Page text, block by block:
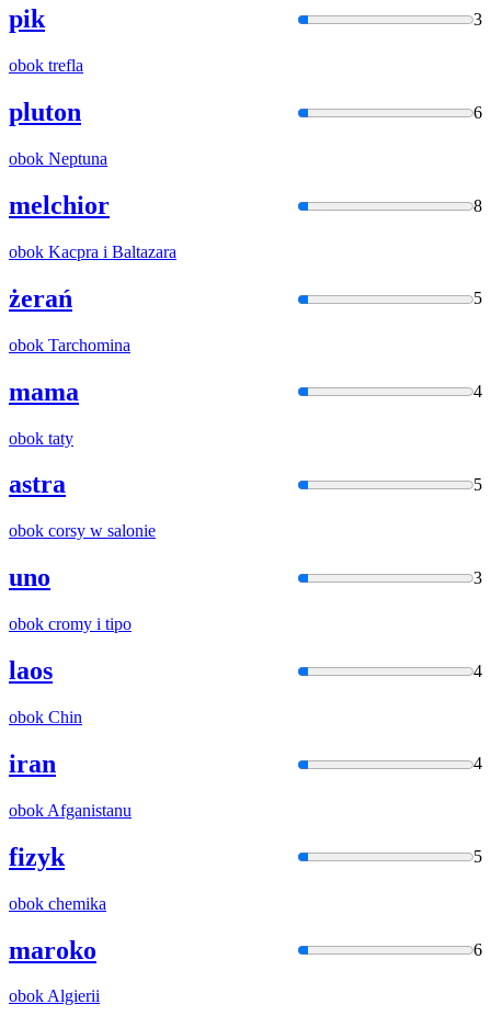
pik 3
obok trefla
pluton 6
obok Neptuna
melchior 8
obok Kacpra i Baltazara
żerań 5
obok Tarchomina
mama 4
obok taty
astra 5
obok corsy w salonie
uno 3
obok cromy i tipo
laos 4
obok Chin
iran 4
obok Afganistanu
fizyk 5
obok chemika
maroko 6
obokAlgierii